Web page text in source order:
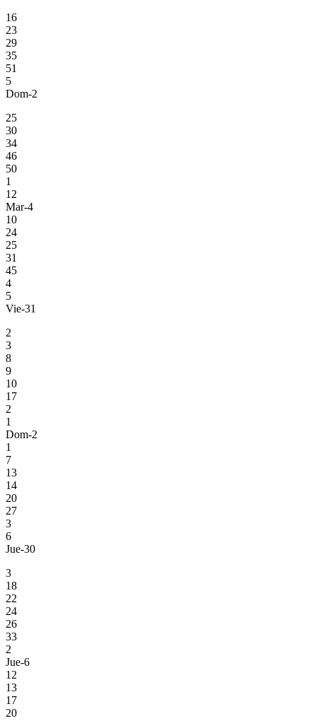
16
23
29
35
51
5
Dom-2
25
30
34
46
50
1
12
Mar-4
10
24
25
31
45
4
5
Vie-31
2
3
8
9
10
17
2
1
Dom-2
1
7
13
14
20
27
3
6
Jue-30
3
18
22
24
26
33
2
Jue-6
12
13
17
20